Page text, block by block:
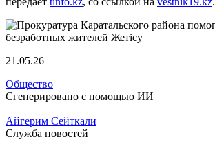
21.05.26
Общество
Сгенерировано с помощью ИИ
Айгерим Сейткали
Служба новостей